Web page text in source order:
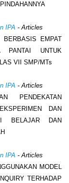
IPA - Articles
BERBASIS EMPAT
PANTAI UNTUK
VII SMP/MTs
IPA - Articles
PENDEKATAN
DAN
BELAJAR DAN
IPA - Articles
MODEL
TERHADAP